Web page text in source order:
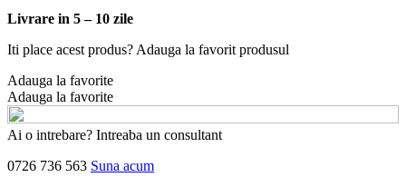
Livrare in 5 – 10 zile
Iti place acest produs? Adauga la favorit produsul
Adauga la favorite
Adauga la favorite
Ai o intrebare? Intreaba un consultant
0726 736 563 Suna acum